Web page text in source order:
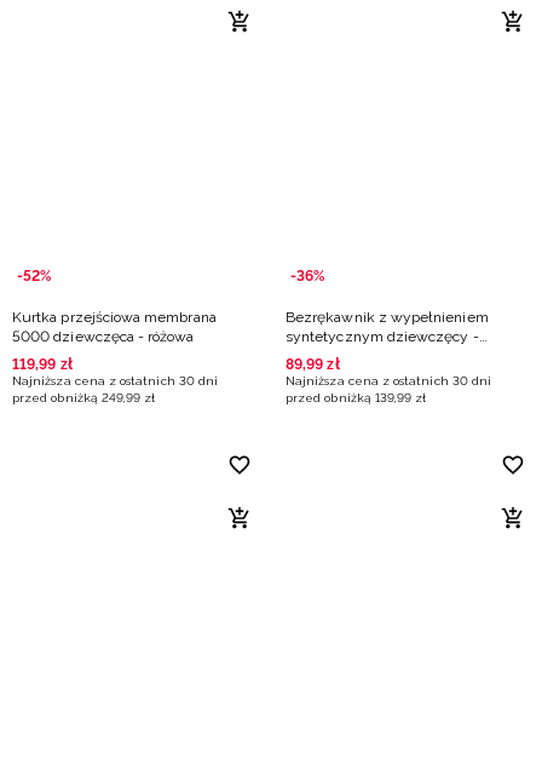
-52%
Kurtka przejściowa membrana
5000 dziewczęca - różowa
119,99 zł
Najniższa cena z ostatnich 30 dni
przed obniżką 249,99 zł
-36%
Bezrękawnik z wypełnieniem
syntetycznym dziewczęcy -
miętowy
89,99 zł
Najniższa cena z ostatnich 30 dni
przed obniżką 139,99 zł